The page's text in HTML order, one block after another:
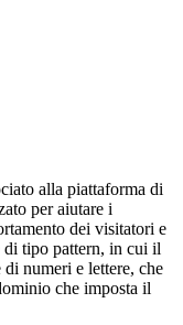
alla piattaforma di
per aiutare i
dei visitatori e
di tipo pattern, in cui il
numeri e lettere, che
che imposta il